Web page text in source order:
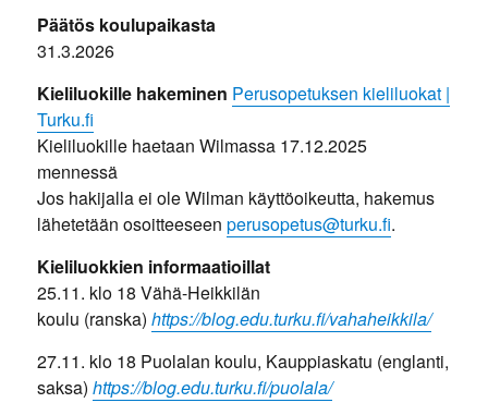
Päätös koulupaikasta
31.3.2026
Kieliluokille hakeminen Perusopetuksen kieliluokat |
Turku.fi
Kieliluokille haetaan Wilmassa 17.12.2025
mennessä
Jos hakijalla ei ole Wilman käyttöoikeutta, hakemus
lähetetään osoitteeseenperusopetus@turku.fi.
Kieliluokkien informaatioillat
25.11. klo 18 Vähä-Heikkilän
koulu (ranska)https://blog.edu.turku.fi/vahaheikkila/
27.11. klo 18 Puolalan koulu, Kauppiaskatu (englanti,
saksa)https://blog.edu.turku.fi/puolala/